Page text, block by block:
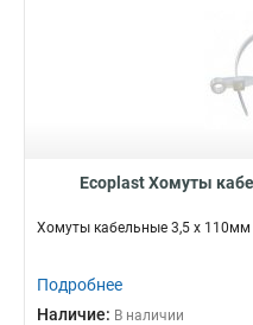
Ecoplast Хомуты
Хомуты кабельные 3,5 х 110мм
Подробнее
Наличие: В наличии